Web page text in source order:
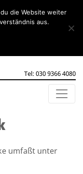
Tel: 030 9366 4080
umfaßt unter
die Website weiter
aus.